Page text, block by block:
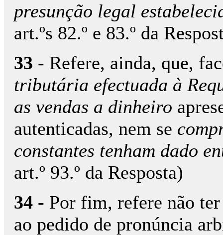
presunção legal
art.ºs 82.º e 83.º da
33 - Refere, ainda, que,
tributária efectuada à
as vendas a dinheiro
autenticadas, nem se
constantes tenham dado
art.º 93.º da Resposta)
34 - Por fim, refere não
ao pedido de pronúncia